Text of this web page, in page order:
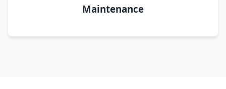
Maintenance